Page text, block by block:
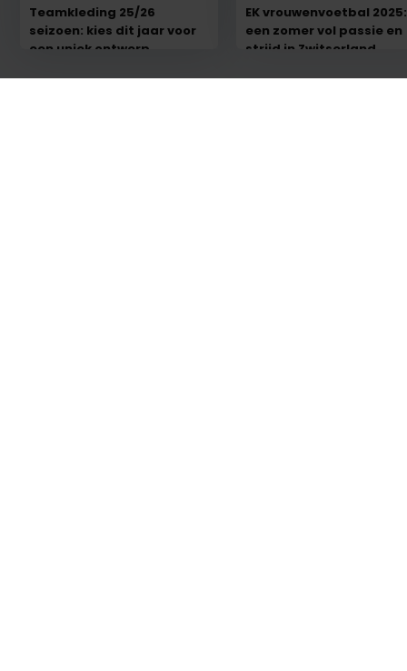
Teamkleding 25/26
seizoen: kies dit jaar voor
een uniek ontwerp
EK vrouwenvoetbal 2025:
een zomer vol passie en
strijd in Zwitserland